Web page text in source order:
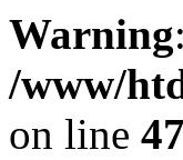
Warning
/www/
on line 47